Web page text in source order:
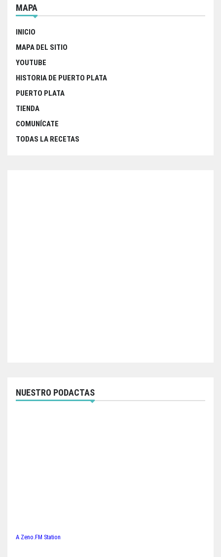
MAPA
INICIO
MAPA DEL SITIO
YOUTUBE
HISTORIA DE PUERTO PLATA
PUERTO PLATA
TIENDA
COMUNÍCATE
TODAS LA RECETAS
NUESTRO PODACTAS
A Zeno.FM Station